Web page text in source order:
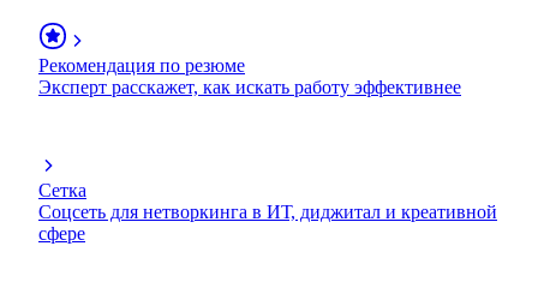
Рекомендация по резюме
Эксперт расскажет, как искать работу эффективнее
Сетка
Соцсеть для нетворкинга в ИТ, диджитал и креативной
сфере